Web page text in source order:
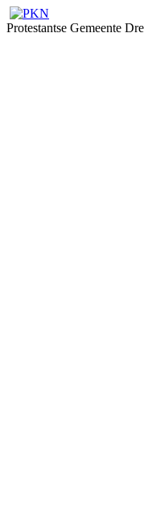
Protestantse Gemeente